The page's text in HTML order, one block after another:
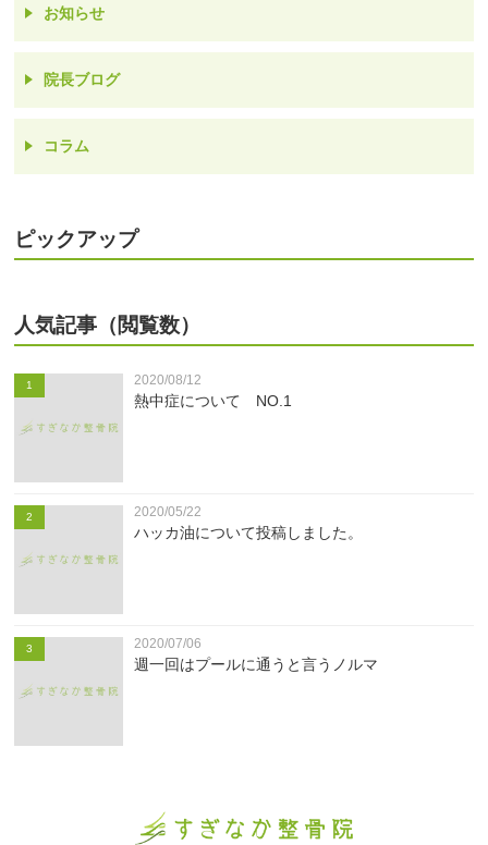
お知らせ
院長ブログ
コラム
ピックアップ
人気記事（閲覧数）
1 2020/08/12
熱中症について NO.1
2 2020/05/22
ハッカ油について投稿しました。
3 2020/07/06
週一回はプールに通うと言うノルマ